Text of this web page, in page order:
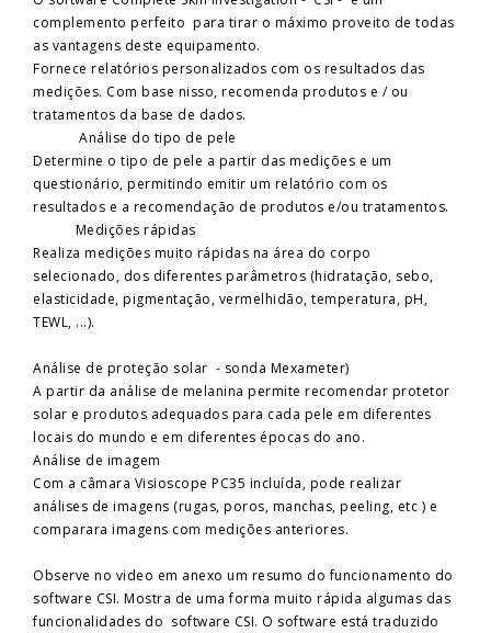
complemento perfeito para tirar o máximo proveito de todas
as vantagens deste equipamento.
Fornece relatórios personalizados com os resultados das
medições. Com base nisso, recomenda produtos e / ou
tratamentos da base de dados.
Análise do tipo de pele
Determine o tipo de pele a partir das medições e um
questionário, permitindo emitir um relatório com os
resultados e a recomendação de produtos e/ou tratamentos.
Medições rápidas
Realiza medições muito rápidas na área do corpo
selecionado, dos diferentes parâmetros (hidratação, sebo,
elasticidade, pigmentação, vermelhidão, temperatura, pH,
TEWL, ...).
Análise de proteção solar - sonda Mexameter)
A partir da análise de melanina permite recomendar protetor
solar e produtos adequados para cada pele em diferentes
locais do mundo e em diferentes épocas do ano.
Análise de imagem
Com a câmara Visioscope PC35 incluída, pode realizar
análises de imagens (rugas, poros, manchas, peeling, etc ) e
comparara imagens com medições anteriores.
Observe no video em anexo um resumo do funcionamento do
software CSI. Mostra de uma forma muito rápida algumas das
funcionalidades do software CSI. O software está traduzido